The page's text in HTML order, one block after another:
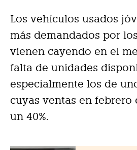
Los vehículos usados
más demandados por
vienen cayendo en el
falta de unidades
especialmente los de
cuyas ventas en febrero
un 40%.